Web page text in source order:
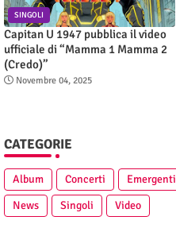
SINGOLI
Capitan U 1947 pubblica il video
ufficiale di “Mamma 1 Mamma 2
(Credo)”
Novembre 04, 2025
CATEGORIE
Album Concerti Emergenti
News
Singoli Video